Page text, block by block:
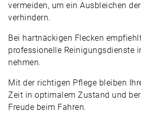
vermeiden, um ein Ausbleichen
verhindern.
Bei hartnäckigen Flecken
professionelle Reinigungsdienste
nehmen.
Mit der richtigen Pflege bleiben
Zeit in optimalem Zustand und
Freude beim Fahren.